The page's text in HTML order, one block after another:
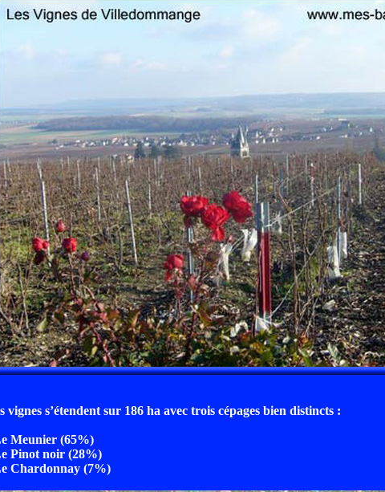
vignes s’étendent sur 186 ha avec trois cépages bien distincts :
Meunier (65%)
Pinot noir (28%)
Chardonnay (7%)